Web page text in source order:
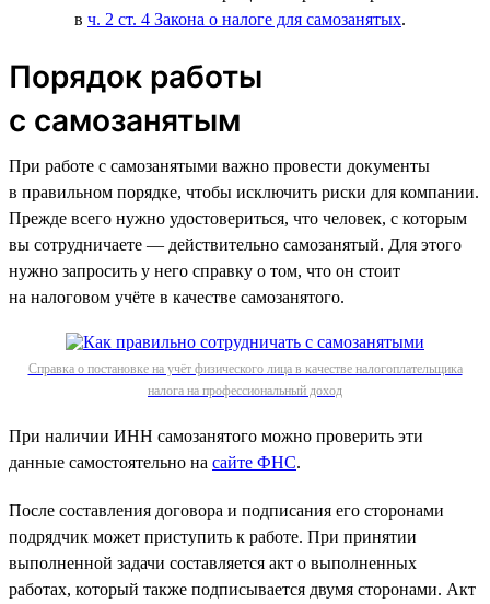
в ч. 2 ст. 4 Закона о налоге для самозанятых.
Порядок работы
с самозанятым
При работе с самозанятыми важно провести документы
в правильном порядке, чтобы исключить риски для компании.
Прежде всего нужно удостовериться, что человек, с которым
вы сотрудничаете — действительно самозанятый. Для этого
нужно запросить у него справку о том, что он стоит
на налоговом учёте в качестве самозанятого.
Справка о постановке на учёт физического лица в качестве налогоплательщика
налога на профессиональный доход
При наличии ИНН самозанятого можно проверить эти
данные самостоятельно на сайте ФНС.
После составления договора и подписания его сторонами
подрядчик может приступить к работе. При принятии
выполненной задачи составляется акт о выполненных
работах, который также подписывается двумя сторонами. Акт